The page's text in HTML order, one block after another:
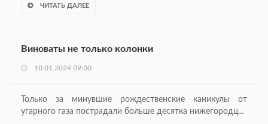
ЧИТАТЬ ДАЛЕЕ
Виноваты не только колонки
10.01.2024 09:00
Только за минувшие рож­дественские каникулы от
угарного газа пострадали больше десятка нижегородц...